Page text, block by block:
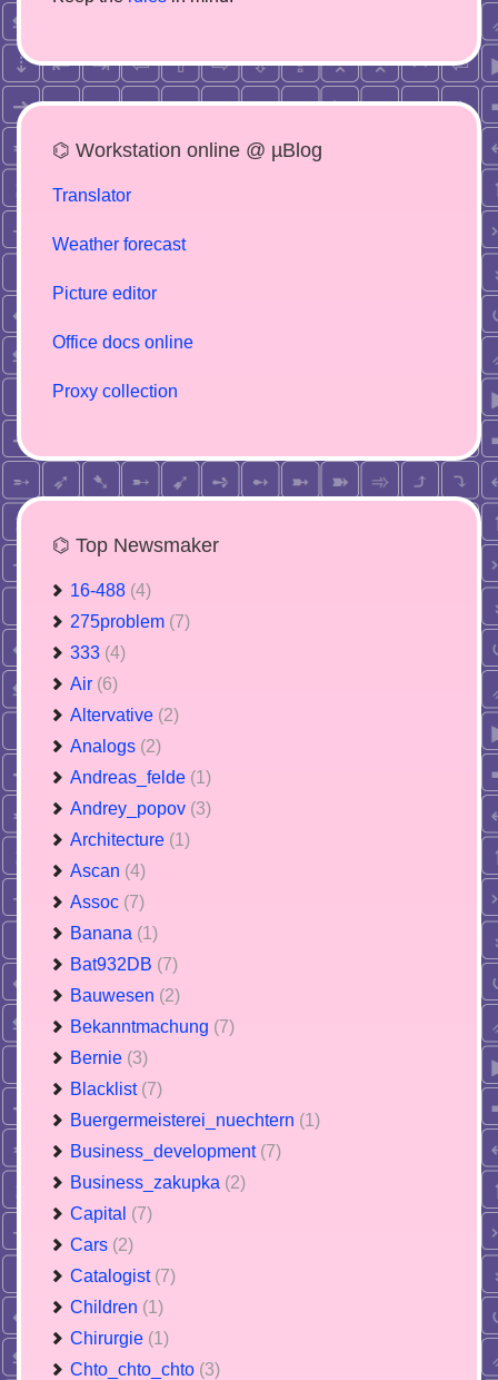
⌬ Workstation online @ µBlog
Translator
Weather forecast
Picture editor
Office docs online
Proxy collection
⌬ Top Newsmaker
16-488 (4)
275problem (7)
333 (4)
Air (6)
Altervative (2)
Analogs (2)
Andreas_felde (1)
Andrey_popov (3)
Architecture (1)
Ascan (4)
Assoc (7)
Banana (1)
Bat932DB (7)
Bauwesen (2)
Bekanntmachung (7)
Bernie (3)
Blacklist (7)
Buergermeisterei_nuechtern (1)
Business_development (7)
Business_zakupka (2)
Capital (7)
Cars (2)
Catalogist (7)
Children (1)
Chirurgie (1)
Chto_chto_chto (3)